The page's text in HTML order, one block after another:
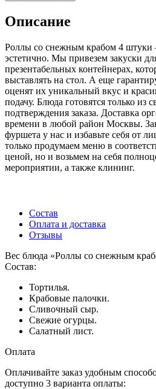
Описание
Роллы со снежным крабом 4 штуки
эстетично. Мы привезем закуски
презентабельных контейнерах,
выставлять на стол. А еще
оценят их уникальный вкус и
подачу. Блюда готовятся только из
подтверждения заказа. Доставка
времени в любой район Москвы.
фуршета у нас и избавьте себя от
только продумаем меню в
ценой, но и возьмем на себя
мероприятии, а также клининг.
Состав
Оплата и доставка
Отзывы
Вес блюда «Роллы со снежным
Состав:
Тортилья.
Крабовые палочки.
Сливочный сыр.
Свежие огурцы.
Салатный лист.
Оплата
Оплачивайте заказ удобным
доступно 3 варианта оплаты: